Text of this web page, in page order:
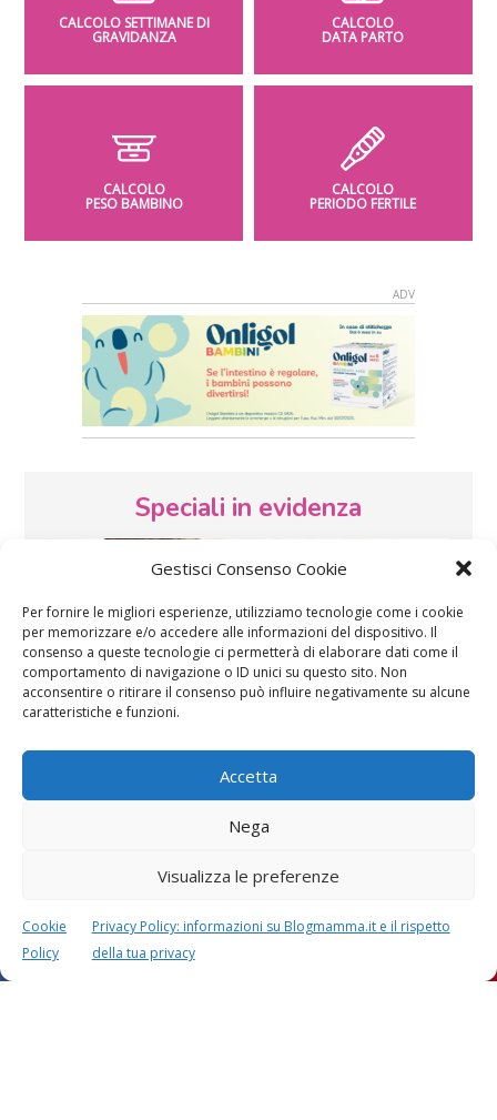
Gestisci Consenso Cookie
Per fornire le migliori esperienze, utilizziamo tecnologie come i cookie
per memorizzare e/o accedere alle informazioni del dispositivo. Il
consenso a queste tecnologie ci permetterà di elaborare dati come il
comportamento di navigazione o ID unici su questo sito. Non
acconsentire o ritirare il consenso può influire negativamente su alcune
caratteristiche e funzioni.
Accetta
Nega
Visualizza le preferenze
Cookie
Policy
Privacy Policy: informazioni su Blogmamma.it e il rispetto
della tua privacy
CALCOLO SETTIMANE DI
GRAVIDANZA
CALCOLO
DATA PARTO
CALCOLO
PESO BAMBINO
CALCOLO
PERIODO FERTILE
Speciali in evidenza
Vaccini SOS Pediatra
Festa della mamma:
d’auguri, filastrocche
Le settimane di